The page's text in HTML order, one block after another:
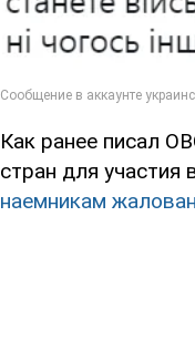
Как ранее писал
стран для участия
наемникам